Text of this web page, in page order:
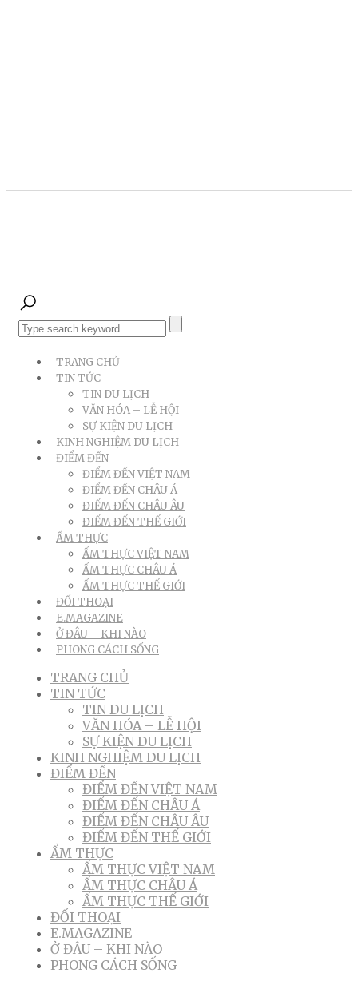
TRANG CHỦ
TIN TỨC
TIN DU LỊCH
VĂN HÓA – LỄ HỘI
SỰ KIỆN DU LỊCH
KINH NGHIỆM DU LỊCH
ĐIỂM ĐẾN
ĐIỂM ĐẾN VIỆT NAM
ĐIỂM ĐẾN CHÂU Á
ĐIỂM ĐẾN CHÂU ÂU
ĐIỂM ĐẾN THẾ GIỚI
ẨM THỰC
ẨM THỰC VIỆT NAM
ẨM THỰC CHÂU Á
ẨM THỰC THẾ GIỚI
ĐỐI THOẠI
E.MAGAZINE
Ở ĐÂU – KHI NÀO
PHONG CÁCH SỐNG
TRANG CHỦ
TIN TỨC
TIN DU LỊCH
VĂN HÓA – LỄ HỘI
SỰ KIỆN DU LỊCH
KINH NGHIỆM DU LỊCH
ĐIỂM ĐẾN
ĐIỂM ĐẾN VIỆT NAM
ĐIỂM ĐẾN CHÂU Á
ĐIỂM ĐẾN CHÂU ÂU
ĐIỂM ĐẾN THẾ GIỚI
ẨM THỰC
ẨM THỰC VIỆT NAM
ẨM THỰC CHÂU Á
ẨM THỰC THẾ GIỚI
ĐỐI THOẠI
E.MAGAZINE
Ở ĐÂU – KHI NÀO
PHONG CÁCH SỐNG